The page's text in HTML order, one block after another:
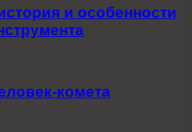
и особенности
комета